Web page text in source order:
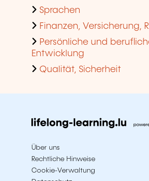
Sprachen
Finanzen, Versicherung,
Persönliche und
Entwicklung
Qualität, Sicherheit
Über uns
Rechtliche Hinweise
Cookie-Verwaltung